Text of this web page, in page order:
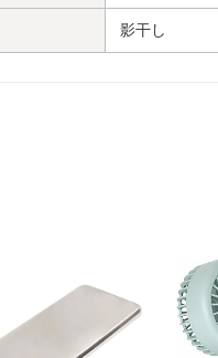
影干し